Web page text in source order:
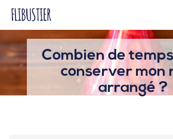
Combien de
conserver mon
arrangé ?